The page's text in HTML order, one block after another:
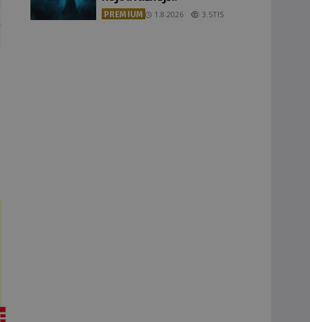
PREMIUM 1.8.2026 3.5TIS